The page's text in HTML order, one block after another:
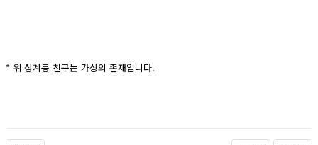
* 위 상계동 친구는 가상의 존재입니다.